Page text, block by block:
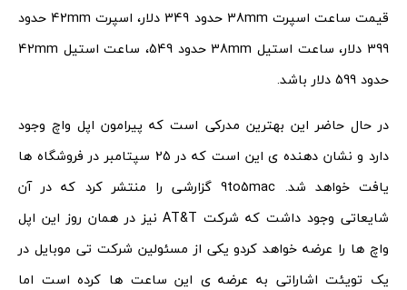
قیمت ساعت اسپرت 38mm حدود 349 دلار، اسپرت 42mm حدود
399 دلار، ساعت استیل 38mm حدود 549، ساعت استیل 42mm
حدود 599 دلار باشد.
در حال حاضر این بهترین مدرکی است که پیرامون اپل واچ وجود
دارد و نشان دهنده ی این است که در 25 سپتامبر در فروشگاه ها
یافت خواهد شد. 9to5mac گزارشی را منتشر کرد که در آن
شایعاتی وجود داشت که شرکت AT&T نیز در همان روز این اپل
واچ ها را عرضه خواهد کردو یکی از مسئولین شرکت تی موبایل در
یک تویئت اشاراتی به عرضه ی این ساعت ها کرده است اما